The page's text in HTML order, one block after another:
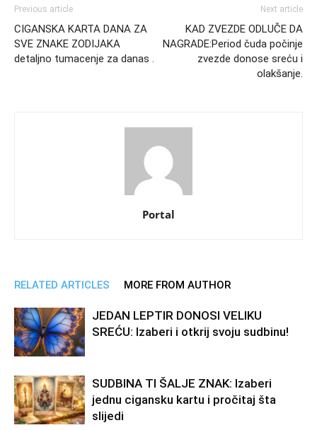
Previous article
CIGANSKA KARTA DANA ZA
SVE ZNAKE ZODIJAKA
detaljno tumacenje za danas .
Next article
KAD ZVEZDE ODLUČE DA
NAGRADE:Period čuda počinje
zvezde donose sreću i
olakšanje.
Portal
RELATED ARTICLES MORE FROM AUTHOR
JEDAN LEPTIR DONOSI VELIKU
SREĆU: Izaberi i otkrij svoju sudbinu!
SUDBINA TI ŠALJE ZNAK: Izaberi
jednu cigansku kartu i pročitaj šta
slijedi